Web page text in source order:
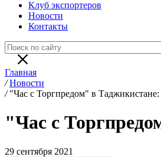
Клуб экспортеров
Новости
Контакты
Главная
/ Новости
/ "Час с Торгпредом" в
"Час с
29 сентября 2021